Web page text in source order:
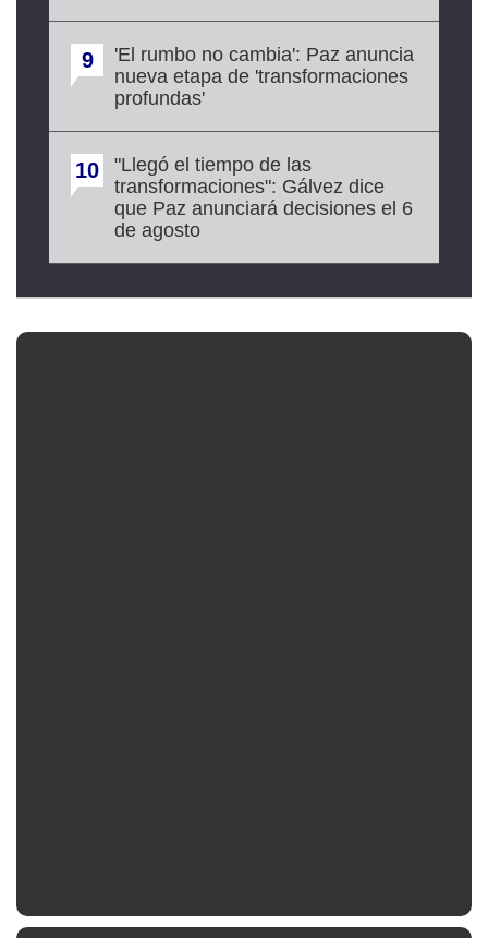
9
'El rumbo no cambia': Paz anuncia
nueva etapa de 'transformaciones
profundas'
10
"Llegó el tiempo de las
transformaciones": Gálvez dice
que Paz anunciará decisiones el 6
de agosto